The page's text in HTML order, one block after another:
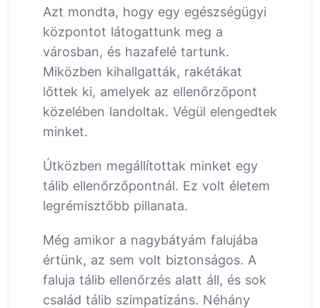
Azt mondta, hogy egy egészségügyi
központot látogattunk meg a
városban, és hazafelé tartunk.
Miközben kihallgatták, rakétákat
lőttek ki, amelyek az ellenőrzőpont
közelében landoltak. Végül elengedtek
minket.
Útközben megállítottak minket egy
tálib ellenőrzőpontnál. Ez volt életem
legrémisztőbb pillanata.
Még amikor a nagybátyám falujába
értünk, az sem volt biztonságos. A
faluja tálib ellenőrzés alatt áll, és sok
család tálib szimpatizáns. Néhány